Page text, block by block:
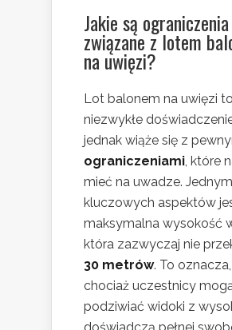
Jakie są ograniczenia
związane z lotem
na uwięzi?
Lot balonem na uwięzi to
niezwykłe
jednak wiąże się z
ograniczeniami, które
mieć na uwadze.
kluczowych aspektów
maksymalna wysokość
która zazwyczaj nie
30 metrów. To
chociaż uczestnicy
podziwiać widoki z